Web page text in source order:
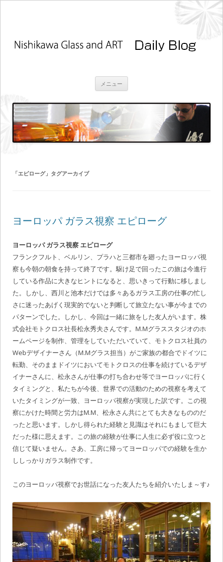
メニュー
ン
ツ
プ
「エピローグ」タグアーカイブ
ヨーロッパ ガラス視察 エピローグ
ヨーロッパ ガラス視察 エピローグ
フランクフルト、ベルリン、プラハと三都市を廻ったヨーロッパ視
察も今朝の朝食を持って終了です。駆け足で回ったこの旅は今進行
している作品に大きなヒントになると、思いきって行動に移しまし
た。しかし、西川と池本だけでは多々あるガラス工房の仕事の忙し
さに迷ったあげく現実的でないと判断して旅立たない事が今までの
パターンでした。しかし、今回は一緒に旅をした友人がいます。株
式会社モトクロス社長松永秀夫さんです。 M.Mグラススタジオのホ
ームページを制作、管理をしていただいていて、モトクロス社員の
Webデザイナーさん（M.Mグラス担当）がご家族の都合でドイツに
転勤、そのままドイツにおいてモトクロスの仕事を続けているデザ
イナーさんに、松永さんが仕事の打ち合わせ等でヨーロッパに行く
タイミングと、私たちが今後、世界での活動のための視察を考えて
いたタイミングが一致、ヨーロッパ視察が実現した訳です。この視
察にかけた時間と労力はM.M、松永さん共にとても大きなもののだ
ったと思います。しかし得られた経験と見識はそれにもまして巨大
だった様に思えます。この旅の経験が仕事に人生に必ず役に立つと
信じて疑いません。さあ、工房に帰ってヨーロッパでの経験を生か
ししっかりガラス制作です。
このヨーロッパ視察でお世話になった友人たちを紹介いたしま～す♪